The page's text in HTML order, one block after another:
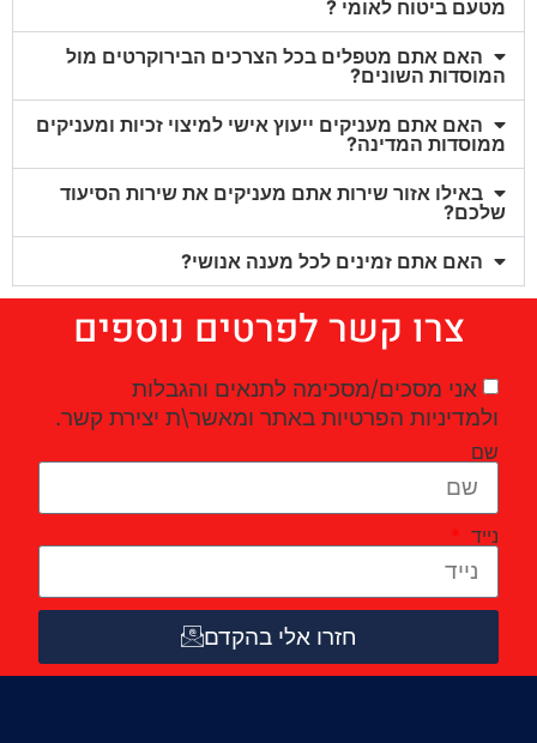
מטעם ביטוח לאומי ?
האם אתם מטפלים בכל הצרכים הבירוקרטים מול
המוסדות השונים?
האם אתם מעניקים ייעוץ אישי למיצוי זכיות ומעניקים
ממוסדות המדינה?
באילו אזור שירות אתם מעניקים את שירות הסיעוד
שלכם?
האם אתם זמינים לכל מענה אנושי?
צרו קשר לפרטים נוספים
אני מסכים/מסכימה לתנאים והגבלות
ולמדיניות הפרטיות באתר ומאשר\ת יצירת קשר.
שם
נייד
חזרו אלי בהקדם